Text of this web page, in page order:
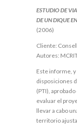
ESTUDIO DE
DE UN DIQUE
(2006)
Cliente:
Autores:
Este informe,
disposiciones
(PTI),
evaluar el
llevar a cabo
territorio